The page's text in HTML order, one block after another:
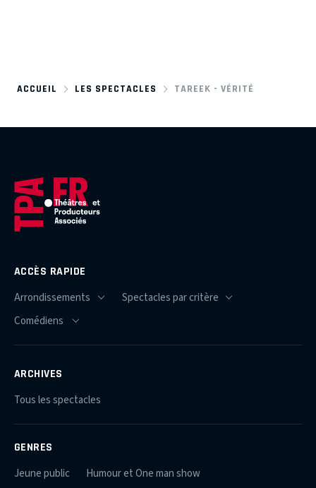
ACCUEIL LES SPECTACLES TAREEK - VÉRITÉ
ACCÈS RAPIDE
ARCHIVES
Tous les spectacles
GENRES
Jeune public
Humour et One man show